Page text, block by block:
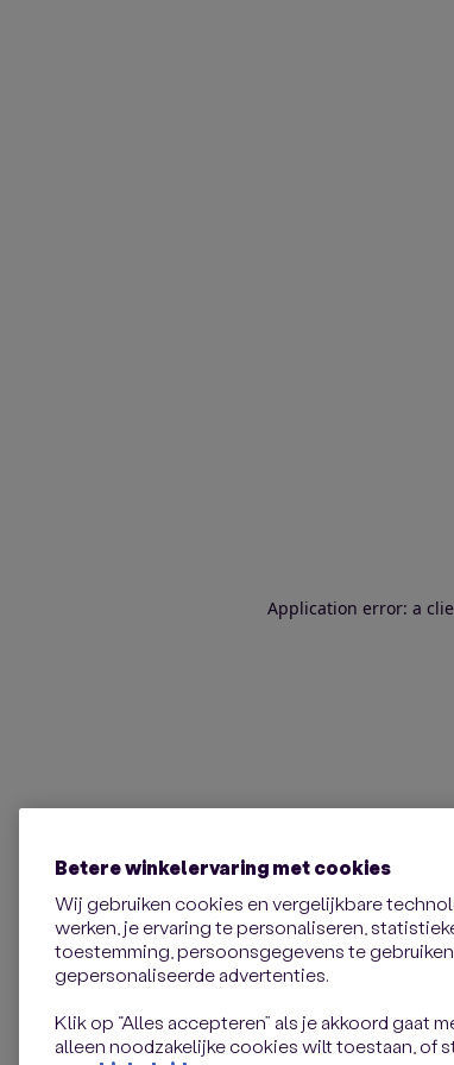
Application error: a
Betere winkelervaring met cookies
Wij gebruiken cookies en vergelijkbare
werken, je ervaring te personaliseren,
toestemming, persoonsgegevens te
gepersonaliseerde advertenties.
Klik op “Alles accepteren” als je akkoord gaat
alleen noodzakelijke cookies wilt toestaan, of